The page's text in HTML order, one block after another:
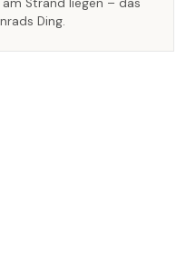
Strand liegen – das
Ding.